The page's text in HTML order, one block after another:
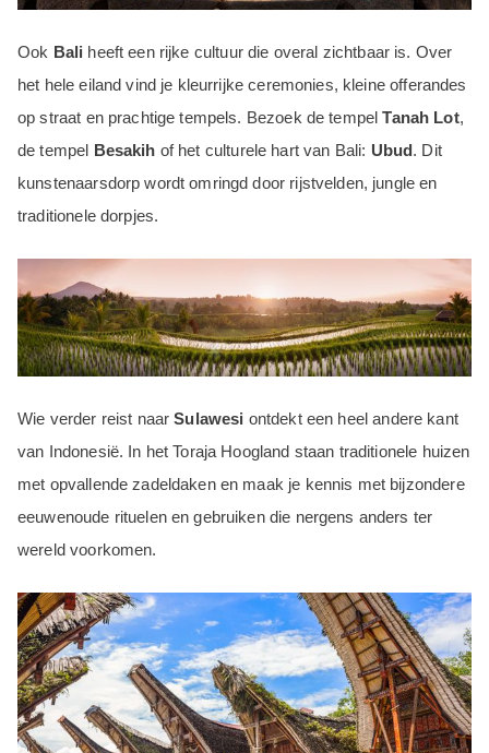
Ook Bali heeft een rijke cultuur die overal zichtbaar is. Over
het hele eiland vind je kleurrijke ceremonies, kleine offerandes
op straat en prachtige tempels. Bezoek de tempelTanah Lot,
de tempel Besakih of het culturele hart van Bali: Ubud. Dit
kunstenaarsdorp wordt omringd door rijstvelden, jungle en
traditionele dorpjes.
Wie verder reist naarSulawesi ontdekt een heel andere kant
van Indonesië. In het Toraja Hoogland staan traditionele huizen
met opvallende zadeldaken en maak je kennis met bijzondere
eeuwenoude rituelen en gebruiken die nergens anders ter
wereld voorkomen.